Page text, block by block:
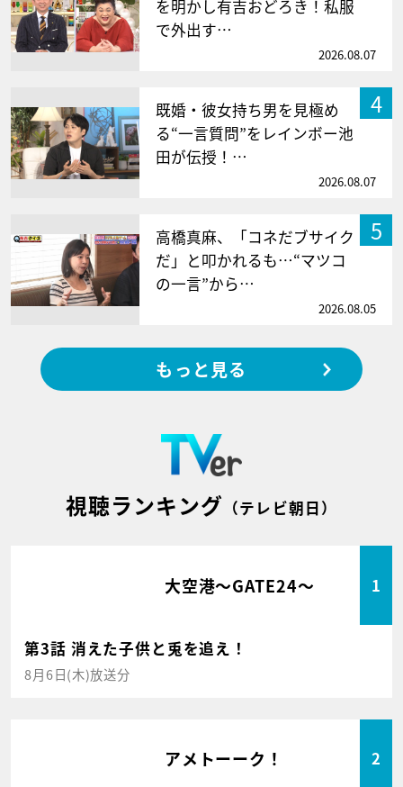
を明かし有吉おどろき！私服
で外出す…
2026.08.07
4
既婚・彼女持ち男を見極め
る“一言質問”をレインボー池
田が伝授！…
2026.08.07
5
高橋真麻、「コネだブサイク
だ」と叩かれるも…“マツコ
の一言”から…
2026.08.05
もっと見る
視聴ランキング （テレビ朝日）
大空港～GATE24～ 1
第3話 消えた子供と兎を追え！
8月6日(木)放送分
アメトーーク！ 2